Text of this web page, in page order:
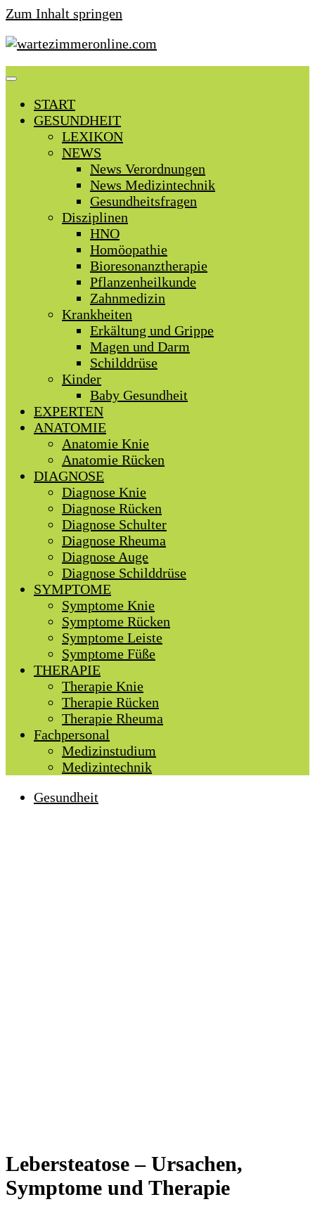
Zum Inhalt springen
START
GESUNDHEIT
LEXIKON
NEWS
News Verordnungen
News Medizintechnik
Gesundheitsfragen
Disziplinen
HNO
Homöopathie
Bioresonanztherapie
Pflanzenheilkunde
Zahnmedizin
Krankheiten
Erkältung und Grippe
Magen und Darm
Schilddrüse
Kinder
Baby Gesundheit
EXPERTEN
ANATOMIE
Anatomie Knie
Anatomie Rücken
DIAGNOSE
Diagnose Knie
Diagnose Rücken
Diagnose Schulter
Diagnose Rheuma
Diagnose Auge
Diagnose Schilddrüse
SYMPTOME
Symptome Knie
Symptome Rücken
Symptome Leiste
Symptome Füße
THERAPIE
Therapie Knie
Therapie Rücken
Therapie Rheuma
Fachpersonal
Medizinstudium
Medizintechnik
Gesundheit
Lebersteatose – Ursachen,
Symptome und Therapie